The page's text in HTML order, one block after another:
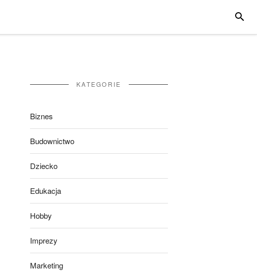
KATEGORIE
Biznes
Budownictwo
Dziecko
Edukacja
Hobby
Imprezy
Marketing